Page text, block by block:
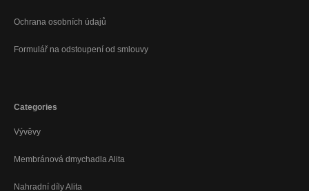
Ochrana osobních údajů
Formulář na odstoupení od smlouvy
Categories
Vývěvy
Membránová dmychadla Alita
Nahradní díly Alita